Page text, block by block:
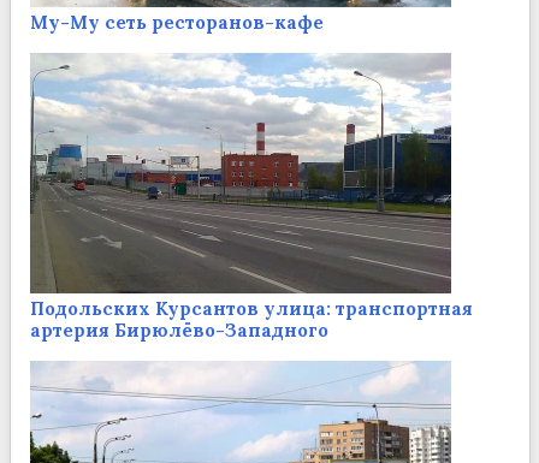
Му-Му сеть ресторанов-кафе
Подольских Курсантов улица: транспортная
артерия Бирюлёво-Западного